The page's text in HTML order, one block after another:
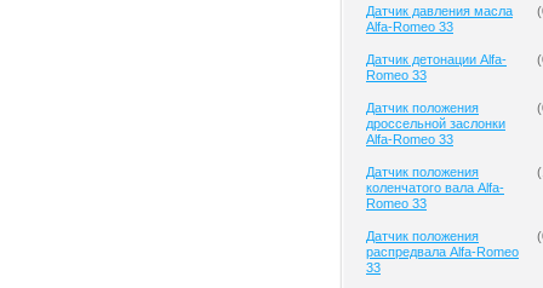
Датчик давления масла
Alfa-Romeo 33
(
Датчик детонации Alfa-
Romeo 33
(
Датчик положения
дроссельной заслонки
Alfa-Romeo 33
(
Датчик положения
коленчатого вала Alfa-
Romeo 33
(
Датчик положения
распредвала Alfa-Romeo
33
(